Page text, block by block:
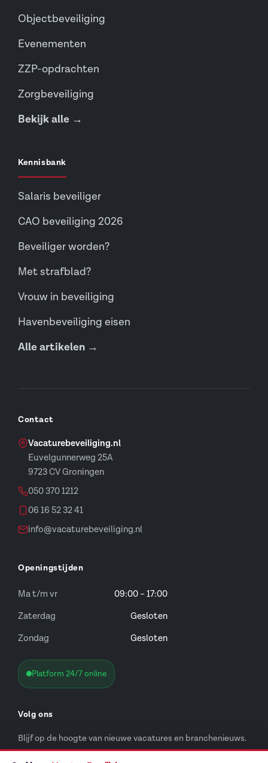
Objectbeveiliging
Evenementen
ZZP-opdrachten
Zorgbeveiliging
Bekijk alle →
Kennisbank
Salaris beveiliger
CAO beveiliging 2026
Beveiliger worden?
Met strafblad?
Vrouw in beveiliging
Havenbeveiliging eisen
Alle artikelen →
Contact
Vacaturebeveiliging.nl
Euvelgunnerweg 25A
9723 CV Groningen
050 370 1212
06 16 52 32 41
info@vacaturebeveiliging.nl
Openingstijden
Ma t/m vr
09:00 – 17:00
Zaterdag
Gesloten
Zondag
Gesloten
Platform 24/7 online
Volg ons
Blijf op de hoogte van nieuwe vacatures en branchenieuws.